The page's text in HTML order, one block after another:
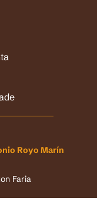
Royo Marín
Faria